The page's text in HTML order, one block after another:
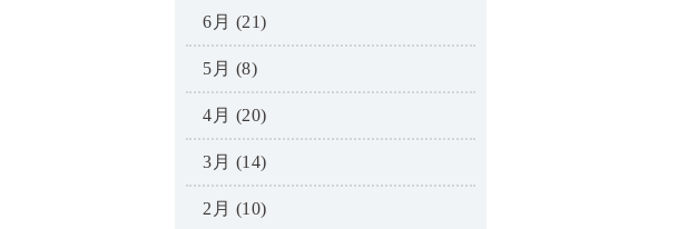
6月 (21)
5月 (8)
4月 (20)
3月 (14)
2月 (10)